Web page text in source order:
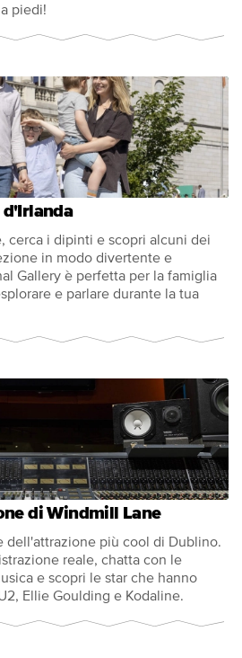
piedi!
d'Irlanda
cerca i dipinti e scopri alcuni dei
in modo divertente e
Gallery è perfetta per la famiglia
e parlare durante la tua
di Windmill Lane
dell'attrazione più cool di Dublino.
reale, chatta con le
e scopri le star che hanno
Ellie Goulding e Kodaline.